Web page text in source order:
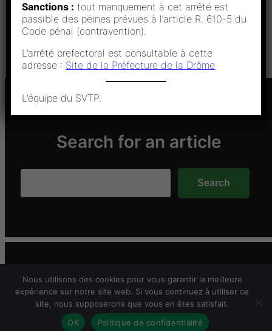
Search for an article
Search
Stade Valentinois de Tir aux Plateaux – 2026
Mentions légales
Sanctions : tout manquement à cet arrêté est
passible des peines prévues à l’article R. 610-5 du
Code pénal (contravention).
L’arrêté prefectoral est consultable à cette
adresse : Site de la Préfecture de la Drôme
L’équipe du SVTP.
Nous utilisons des cookies pour vous garantir la meilleure
expérience sur notre site web. Si vous continuez à utiliser ce
site, nous supposerons que vous en êtes satisfait.
OK
Politique de confidentialité